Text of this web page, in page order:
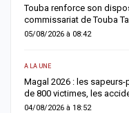
Touba renforce son
commissariat de Touba
05/08/2026 à 08:42
A LA UNE
Magal 2026 : les
de 800 victimes, les
04/08/2026 à 18:52